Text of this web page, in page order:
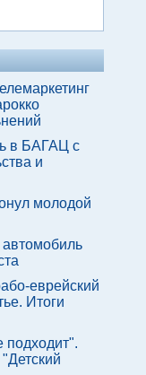
в БАГАЦ с
и
молодой
еврейский
Итоги
подходит".